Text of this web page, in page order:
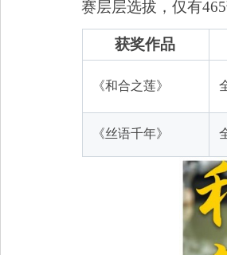
赛层层选拔，仅有465
获奖作品
《和合之莲》
《丝语千年》